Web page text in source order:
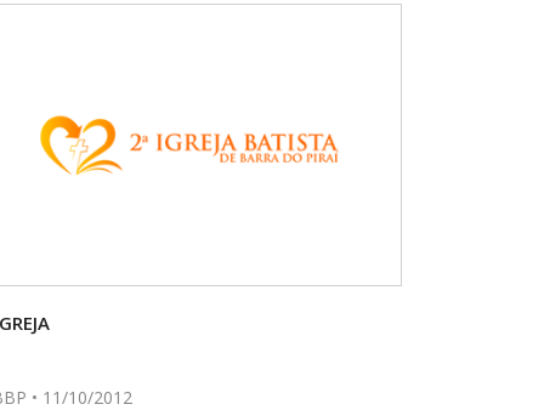
• 11/10/2012